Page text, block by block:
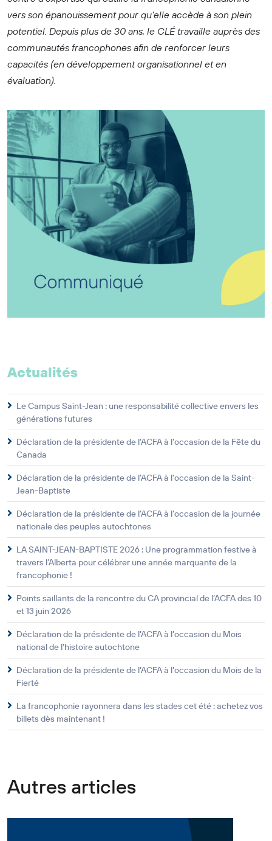
vers son épanouissement pour qu’elle accède à son plein
potentiel. Depuis plus de 30 ans, le CLÉ travaille auprès des
communautés francophones afin de renforcer leurs
capacités (en développement organisationnel et en
évaluation).
Actualités
Le Campus Saint-Jean : une responsabilité collective envers les
générations futures
Déclaration de la présidente de l’ACFA à l’occasion de la Fête du
Canada
Déclaration de la présidente de l’ACFA à l’occasion de la Saint-
Jean-Baptiste
Déclaration de la présidente de l’ACFA à l’occasion de la journée
nationale des peuples autochtones
LA SAINT-JEAN-BAPTISTE 2026 : Une programmation festive à
travers l’Alberta pour célébrer une année marquante de la
francophonie !
Points saillants de la rencontre du CA provincial de l’ACFA des 10
et 13 juin 2026
Déclaration de la présidente de l’ACFA à l’occasion du Mois
national de l’histoire autochtone
Déclaration de la présidente de l’ACFA à l’occasion du Mois de la
Fierté
La francophonie rayonnera dans les stades cet été : achetez vos
billets dès maintenant !
Autres articles